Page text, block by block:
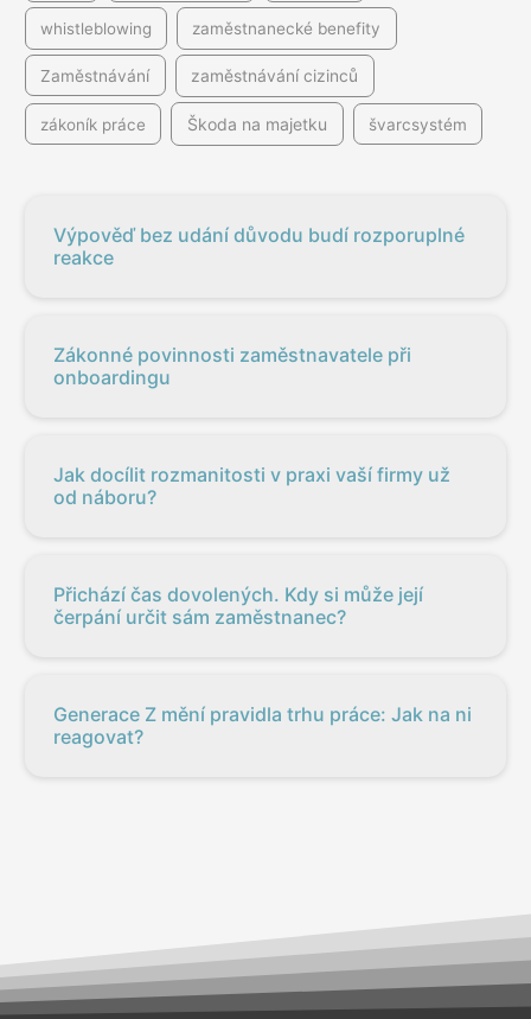
whistleblowing zaměstnanecké benefity
Zaměstnávání zaměstnávání cizinců
zákoník práce Škoda na majetku švarcsystém
Výpověď bez udání důvodu budí rozporuplné
reakce
Zákonné povinnosti zaměstnavatele při
onboardingu
Jak docílit rozmanitosti v praxi vaší firmy už
od náboru?
Přichází čas dovolených. Kdy si může její
čerpání určit sám zaměstnanec?
Generace Z mění pravidla trhu práce: Jak na ni
reagovat?